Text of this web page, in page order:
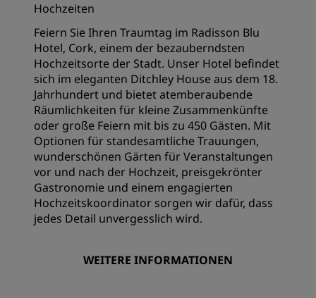
Hochzeiten
Feiern Sie Ihren Traumtag im Radisson Blu
Hotel, Cork, einem der bezauberndsten
Hochzeitsorte der Stadt. Unser Hotel befindet
sich im eleganten Ditchley House aus dem 18.
Jahrhundert und bietet atemberaubende
Räumlichkeiten für kleine Zusammenkünfte
oder große Feiern mit bis zu 450 Gästen. Mit
Optionen für standesamtliche Trauungen,
wunderschönen Gärten für Veranstaltungen
vor und nach der Hochzeit, preisgekrönter
Gastronomie und einem engagierten
Hochzeitskoordinator sorgen wir dafür, dass
jedes Detail unvergesslich wird.
WEITERE INFORMATIONEN